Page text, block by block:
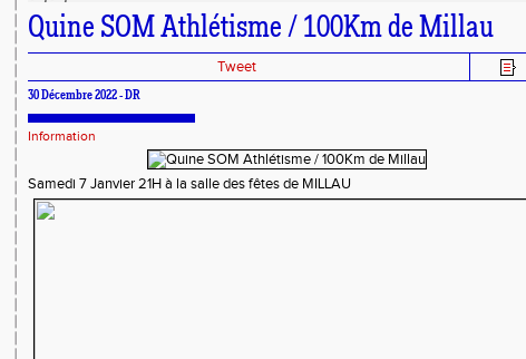
Quine SOM Athlétisme / 100Km de Millau
Tweet
30 Décembre 2022 - DR
Information
Samedi 7 Janvier 21H à la salle des fêtes de MILLAU